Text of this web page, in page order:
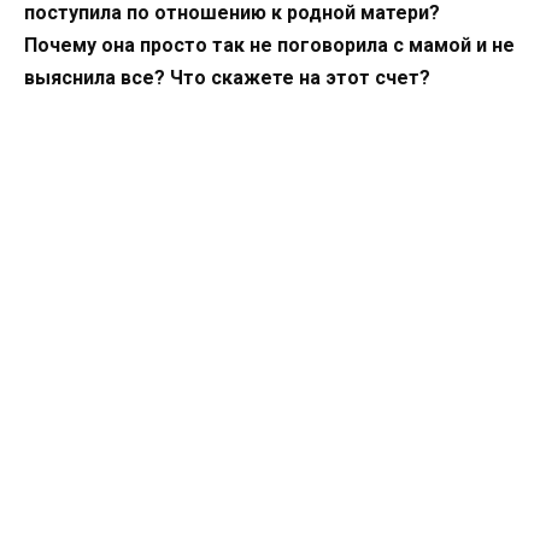
поступила по отношению к родной матери?
Почему она просто так не поговорила с мамой и не
выяснила все? Что скажете на этот счет?